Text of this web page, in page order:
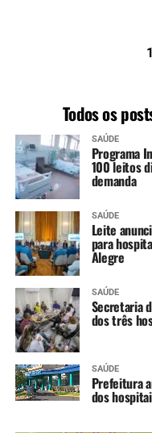
Todos os
SAÚDE
Programa
100 leitos
demanda
SAÚDE
Leite
para
Alegre
SAÚDE
Secretaria
dos três
SAÚDE
Prefeitura
dos